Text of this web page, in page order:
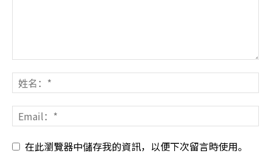
在此瀏覽器中儲存我的資訊，以便下次留言時使用。